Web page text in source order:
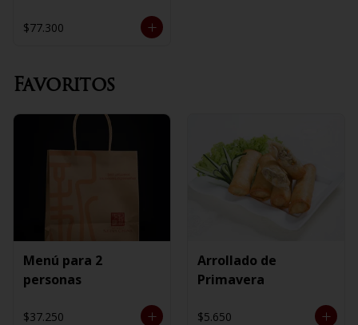
$77.300
Favoritos
Menú para 2
personas
$37.250
Arrollado de
Primavera
$5.650